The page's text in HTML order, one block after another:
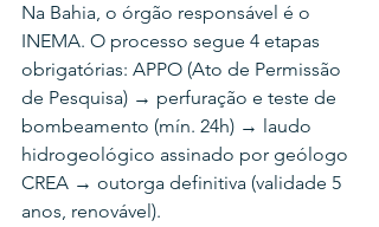
Na Bahia, o órgão responsável é o
INEMA. O processo segue 4 etapas
obrigatórias: APPO (Ato de Permissão
de Pesquisa) → perfuração e teste de
bombeamento (mín. 24h) → laudo
hidrogeológico assinado por geólogo
CREA → outorga definitiva (validade 5
anos, renovável).